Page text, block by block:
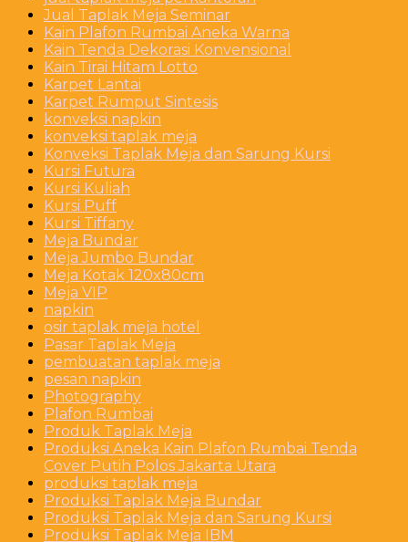
Jual Taplak Meja Seminar
Kain Plafon Rumbai Aneka Warna
Kain Tenda Dekorasi Konvensional
Kain Tirai Hitam Lotto
Karpet Lantai
Karpet Rumput Sintesis
konveksi napkin
konveksi taplak meja
Konveksi Taplak Meja dan Sarung Kursi
Kursi Futura
Kursi Kuliah
Kursi Puff
Kursi Tiffany
Meja Bundar
Meja Jumbo Bundar
Meja Kotak 120x80cm
Meja VIP
napkin
osir taplak meja hotel
Pasar Taplak Meja
pembuatan taplak meja
pesan napkin
Photography
Plafon Rumbai
Produk Taplak Meja
Produksi Aneka Kain Plafon Rumbai Tenda
Cover Putih Polos Jakarta Utara
produksi taplak meja
Produksi Taplak Meja Bundar
Produksi Taplak Meja dan Sarung Kursi
Produksi Taplak Meja IBM